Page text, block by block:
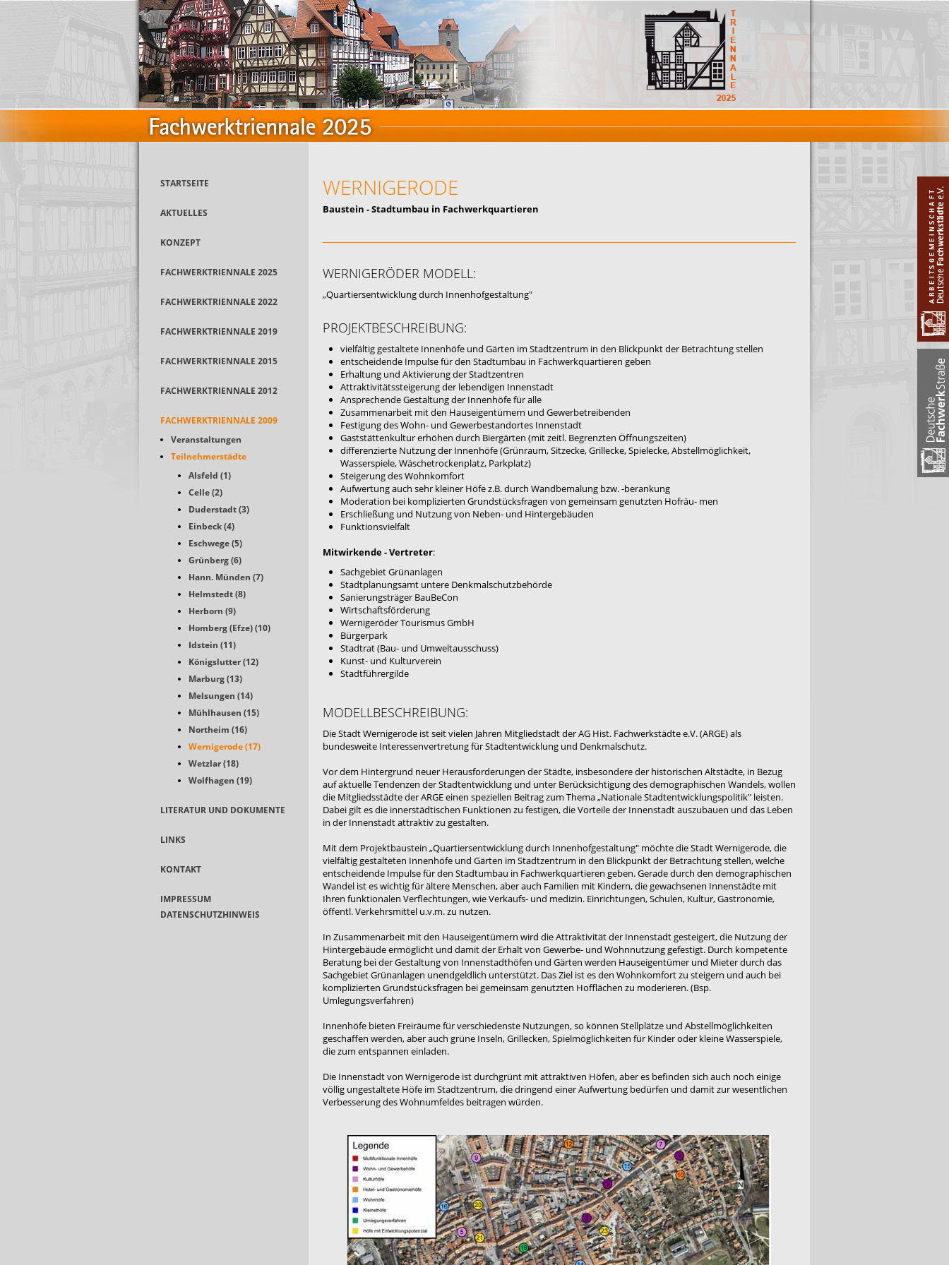
STARTSEITE
AKTUELLES
KONZEPT
FACHWERKTRIENNALE 2025
FACHWERKTRIENNALE 2022
FACHWERKTRIENNALE 2019
FACHWERKTRIENNALE 2015
FACHWERKTRIENNALE 2012
FACHWERKTRIENNALE 2009
Veranstaltungen
Teilnehmerstädte
Alsfeld (1)
Celle (2)
Duderstadt (3)
Einbeck (4)
Eschwege (5)
Grünberg (6)
Hann. Münden (7)
Helmstedt (8)
Herborn (9)
Homberg (Efze) (10)
Idstein (11)
Königslutter (12)
Marburg (13)
Melsungen (14)
Mühlhausen (15)
Northeim (16)
Wernigerode (17)
Wetzlar (18)
Wolfhagen (19)
LITERATUR UND DOKUMENTE
LINKS
KONTAKT
IMPRESSUM
DATENSCHUTZHINWEIS
WERNIGERODE
Baustein - Stadtumbau in Fachwerkquartieren
WERNIGERÖDER MODELL:
„Quartiersentwicklung durch Innenhofgestaltung"
PROJEKTBESCHREIBUNG:
vielfältig gestaltete Innenhöfe und Gärten im Stadtzentrum in den Blickpunkt der Betrachtung stellen
entscheidende Impulse für den Stadtumbau in Fachwerkquartieren geben
Erhaltung und Aktivierung der Stadtzentren
Attraktivitätssteigerung der lebendigen Innenstadt
Ansprechende Gestaltung der Innenhöfe für alle
Zusammenarbeit mit den Hauseigentümern und Gewerbetreibenden
Festigung des Wohn- und Gewerbestandortes Innenstadt
Gaststättenkultur erhöhen durch Biergärten (mit zeitl. Begrenzten Öffnungszeiten)
differenzierte Nutzung der Innenhöfe (Grünraum, Sitzecke, Grillecke, Spielecke, Abstellmöglichkeit,
Wasserspiele, Wäschetrockenplatz, Parkplatz)
Steigerung des Wohnkomfort
Aufwertung auch sehr kleiner Höfe z.B. durch Wandbemalung bzw. -berankung
Moderation bei komplizierten Grundstücksfragen von gemeinsam genutzten Hofräu- men
Erschließung und Nutzung von Neben- und Hintergebäuden
Funktionsvielfalt
Mitwirkende - Vertreter:
Sachgebiet Grünanlagen
Stadtplanungsamt untere Denkmalschutzbehörde
Sanierungsträger BauBeCon
Wirtschaftsförderung
Wernigeröder Tourismus GmbH
Bürgerpark
Stadtrat (Bau- und Umweltausschuss)
Kunst- und Kulturverein
Stadtführergilde
MODELLBESCHREIBUNG:
Die Stadt Wernigerode ist seit vielen Jahren Mitgliedstadt der AG Hist. Fachwerkstädte e.V. (ARGE) als
bundesweite Interessenvertretung für Stadtentwicklung und Denkmalschutz.
Vor dem Hintergrund neuer Herausforderungen der Städte, insbesondere der historischen Altstädte, in Bezug
auf aktuelle Tendenzen der Stadtentwicklung und unter Berücksichtigung des demographischen Wandels, wollen
die Mitgliedsstädte der ARGE einen speziellen Beitrag zum Thema „Nationale Stadtentwicklungspolitik" leisten.
Dabei gilt es die innerstädtischen Funktionen zu festigen, die Vorteile der Innenstadt auszubauen und das Leben
in der Innenstadt attraktiv zu gestalten.
Mit dem Projektbaustein „Quartiersentwicklung durch Innenhofgestaltung" möchte die Stadt Wernigerode, die
vielfältig gestalteten Innenhöfe und Gärten im Stadtzentrum in den Blickpunkt der Betrachtung stellen, welche
entscheidende Impulse für den Stadtumbau in Fachwerkquartieren geben. Gerade durch den demographischen
Wandel ist es wichtig für ältere Menschen, aber auch Familien mit Kindern, die gewachsenen Innenstädte mit
Ihren funktionalen Verflechtungen, wie Verkaufs- und medizin. Einrichtungen, Schulen, Kultur, Gastronomie,
öffentl. Verkehrsmittel u.v.m. zu nutzen.
In Zusammenarbeit mit den Hauseigentümern wird die Attraktivität der Innenstadt gesteigert, die Nutzung der
Hintergebäude ermöglicht und damit der Erhalt von Gewerbe- und Wohnnutzung gefestigt. Durch kompetente
Beratung bei der Gestaltung von Innenstadthöfen und Gärten werden Hauseigentümer und Mieter durch das
Sachgebiet Grünanlagen unendgeldlich unterstützt. Das Ziel ist es den Wohnkomfort zu steigern und auch bei
komplizierten Grundstücksfragen bei gemeinsam genutzten Hofflächen zu moderieren. (Bsp.
Umlegungsverfahren)
Innenhöfe bieten Freiräume für verschiedenste Nutzungen, so können Stellplätze und Abstellmöglichkeiten
geschaffen werden, aber auch grüne Inseln, Grillecken, Spielmöglichkeiten für Kinder oder kleine Wasserspiele,
die zum entspannen einladen.
Die Innenstadt von Wernigerode ist durchgrünt mit attraktiven Höfen, aber es befinden sich auch noch einige
völlig ungestaltete Höfe im Stadtzentrum, die dringend einer Aufwertung bedürfen und damit zur wesentlichen
Verbesserung des Wohnumfeldes beitragen würden.